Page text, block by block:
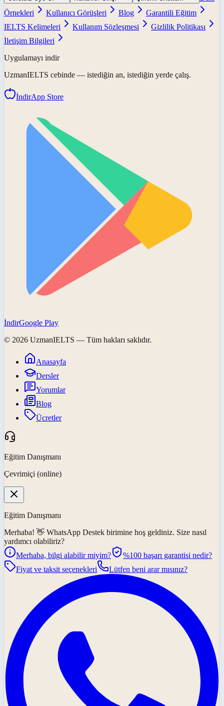
Örnekleri
Kullanıcı Görüşleri Blog
Garantili Eğitim
IELTS Kelimeleri
Kullanım Sözleşmesi
Gizlilik Politikası
İletişim Bilgileri
Uygulamayı indir
UzmanIELTS cebinde — istediğin an, istediğin yerde çalış.
İndirApp Store
İndirGoogle Play
© 2026 UzmanIELTS — Tüm hakları saklıdır.
Anasayfa
Dersler
Yorumlar
Blog
Ücretler
Eğitim Danışmanı
Çevrimiçi (online)
Eğitim Danışmanı
Merhaba! 👋 WhatsApp Destek birimine hoş geldiniz. Size nasıl
yardımcı olabiliriz?
Merhaba, bilgi alabilir miyim?
%100 başarı garantisi nedir?
Fiyat ve taksit seçenekleri
Lütfen beni arar mısınız?